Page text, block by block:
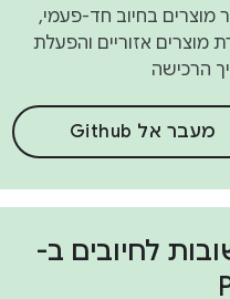
מוצרים בחיוב חד-פעמי,
מוצרים אזוריים והפעלת
הרכישה
מעבר אל Github
לחיובים ב-